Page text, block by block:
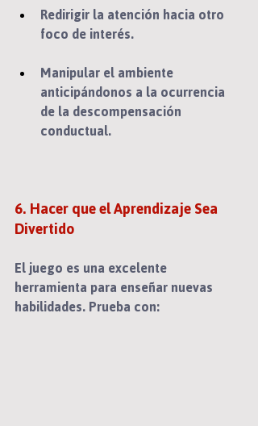
Redirigir la atención hacia otro
foco de interés.
Manipular el ambiente
anticipándonos a la ocurrencia
de la descompensación
conductual.
6. Hacer que el Aprendizaje Sea
Divertido
El juego es una excelente
herramienta para enseñar nuevas
habilidades. Prueba con: